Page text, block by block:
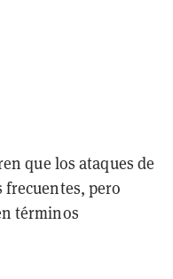
que los ataques de
frecuentes, pero
términos